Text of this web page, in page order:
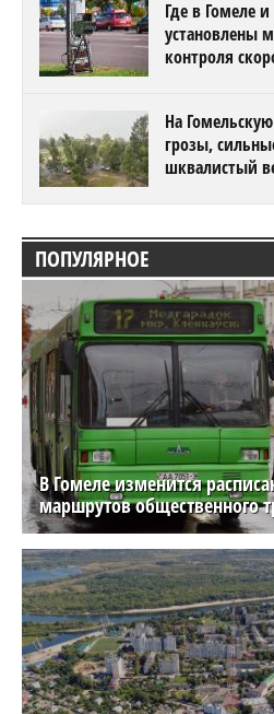
Где в Гомеле и
установлены
контроля
На
грозы,
шквалистый
ПОПУЛЯРНОЕ
В Гомеле изменится
маршрутов общественного